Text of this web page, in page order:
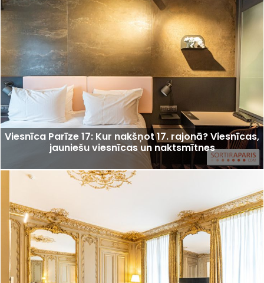
Viesnīca Parīze 17: Kur nakšņot 17. rajonā? Viesnīcas,
jauniešu viesnīcas un naktsmītnes